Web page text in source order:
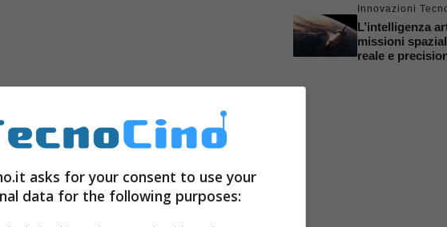
Innovazioni
L’intelligenza
missioni
reale e
asks for your consent to use your
data for the following purposes: